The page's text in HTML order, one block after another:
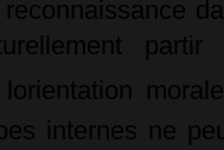
partir
internes ne